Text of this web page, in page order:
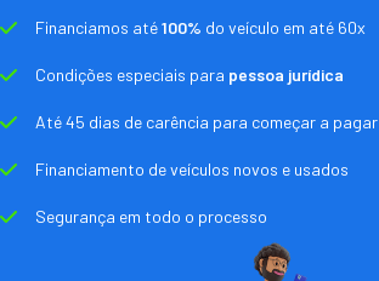
Financiamos até100% do veículo em até 60x
Condições especiais para pessoa jurídica
Até 45 dias de carência para começar a pagar
Financiamento de veículos novos e usados
Segurança em todo o processo